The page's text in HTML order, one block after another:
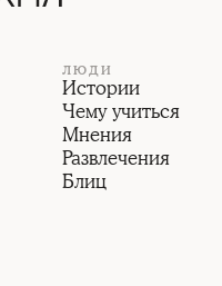
ЛЮДИ
Истории
Чему учиться
Мнения
Развлечения
Блиц